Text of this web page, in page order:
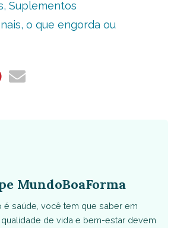
, Suplementos
, o que engorda ou
ShareShare
MundoBoaForma
é saúde, você tem que saber em
qualidade de vida e bem-estar devem